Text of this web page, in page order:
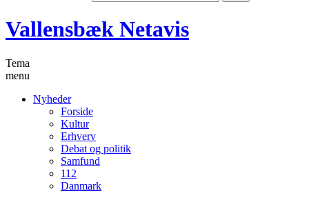
Vallensbæk Netavis
Tema
menu
Nyheder
Forside
Kultur
Erhverv
Debat og politik
Samfund
112
Danmark